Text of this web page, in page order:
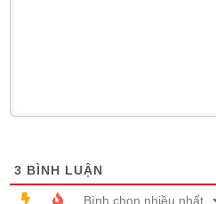
3 BÌNH LUẬN
Bình chọn nhiều nhất